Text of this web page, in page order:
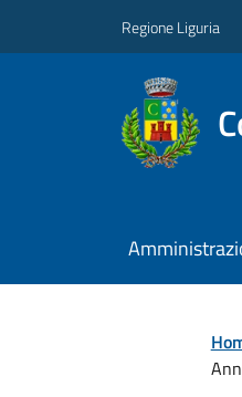
Regione Liguria